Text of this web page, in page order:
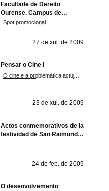
Facultade de Dereito
Ourense. Campus de
Ourense. Universidade de
Spot promocional
27 de xul. de 2009
Pensar o Cine I
23 de xul. de 2009
Actos conmemorativos de la
festividad de San Raimundo
24 de feb. de 2009
O desenvolvemento